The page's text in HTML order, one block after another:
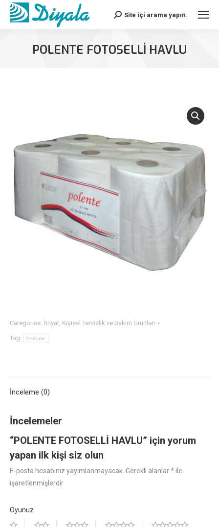
Search:Site içi arama yapın.
POLENTE FOTOSELLİ HAVLU
Categories: İtriyat, Kişisel Temizlik ve Bakım Ürünleri
Tag: Polente
İnceleme (0)
İncelemeler
“POLENTE FOTOSELLİ HAVLU” için yorum
yapan ilk kişi siz olun
E-posta hesabınız yayımlanmayacak. Gerekli alanlar*ile
işaretlenmişlerdir
Oyunuz